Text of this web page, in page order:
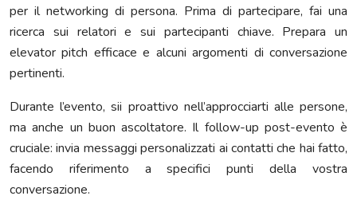
per il networking di persona. Prima di partecipare, fai una
ricerca sui relatori e sui partecipanti chiave. Prepara un
elevator pitch efficace e alcuni argomenti di conversazione
pertinenti.
Durante l’evento, sii proattivo nell’approcciarti alle persone,
ma anche un buon ascoltatore. Il follow-up post-evento è
cruciale: invia messaggi personalizzati ai contatti che hai fatto,
facendo riferimento a specifici punti della vostra
conversazione.